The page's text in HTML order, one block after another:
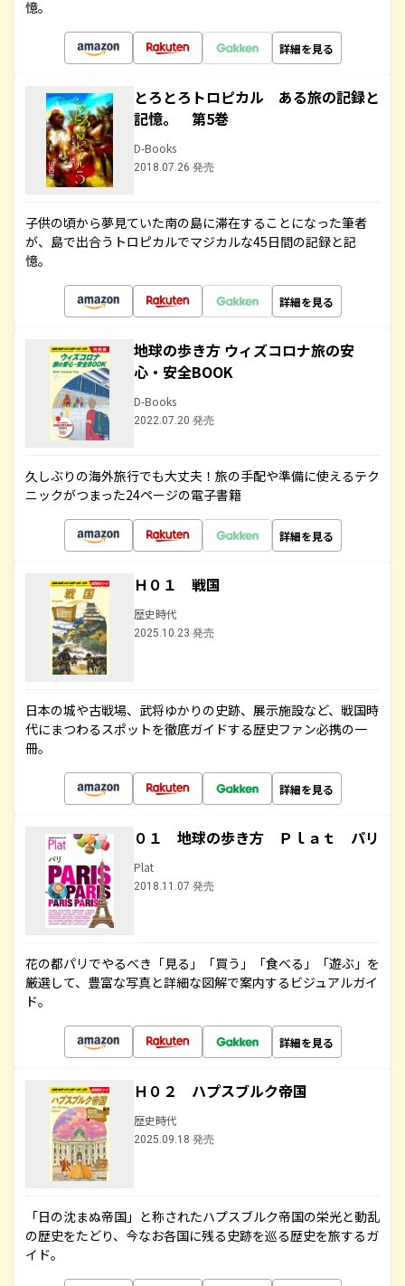
憶。
詳細を見る
とろとろトロピカル ある旅の記録と
記憶。 第5巻
D-Books
2018.07.26 発売
子供の頃から夢見ていた南の島に滞在することになった筆者
が、島で出合うトロピカルでマジカルな45日間の記録と記
憶。
詳細を見る
地球の歩き方 ウィズコロナ旅の安
心・安全BOOK
D-Books
2022.07.20 発売
久しぶりの海外旅行でも大丈夫！旅の手配や準備に使えるテク
ニックがつまった24ページの電子書籍
詳細を見る
Ｈ０１ 戦国
歴史時代
2025.10.23 発売
日本の城や古戦場、武将ゆかりの史跡、展示施設など、戦国時
代にまつわるスポットを徹底ガイドする歴史ファン必携の一
冊。
詳細を見る
０１ 地球の歩き方 Ｐｌａｔ パリ
Plat
2018.11.07 発売
花の都パリでやるべき「見る」「買う」「食べる」「遊ぶ」を
厳選して、豊富な写真と詳細な図解で案内するビジュアルガイ
ド。
詳細を見る
Ｈ０２ ハプスブルク帝国
歴史時代
2025.09.18 発売
「日の沈まぬ帝国」と称されたハプスブルク帝国の栄光と動乱
の歴史をたどり、今なお各国に残る史跡を巡る歴史を旅するガ
イド。